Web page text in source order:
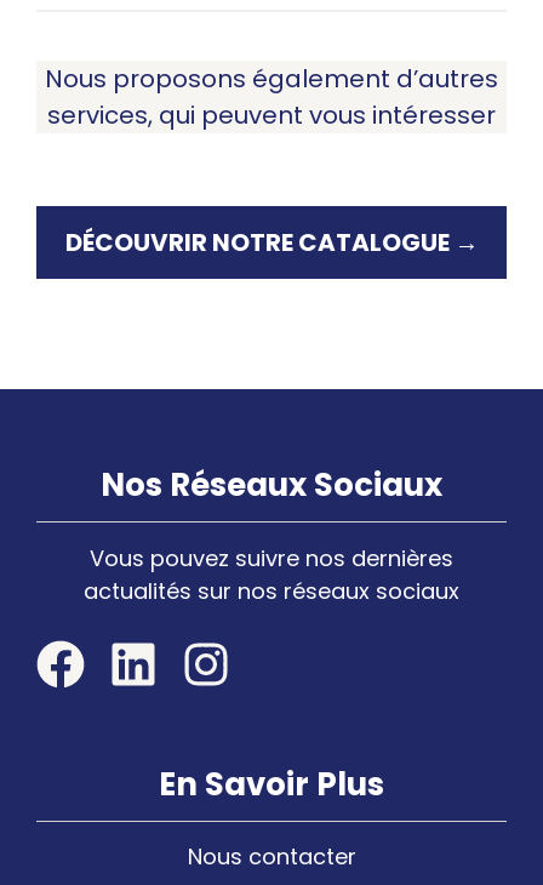
Nous proposons également d’autres
services, qui peuvent vous intéresser
DÉCOUVRIR NOTRE CATALOGUE →
Nos Réseaux Sociaux
Vous pouvez suivre nos dernières
actualités sur nos réseaux sociaux
En Savoir Plus
Nous contacter